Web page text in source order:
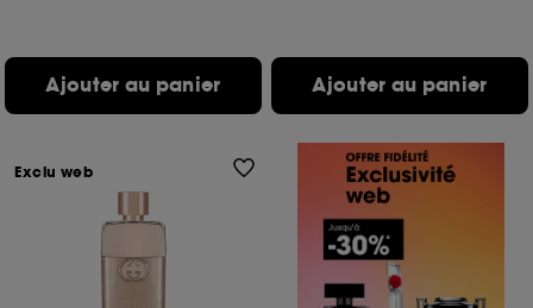
Ajouter au panier Ajouter au panier
Exclu web